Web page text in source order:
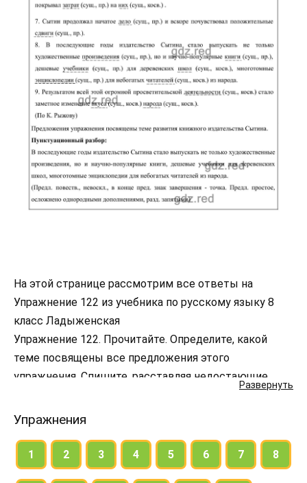
Развернуть
На этой странице рассмотрим все ответы на
Упражнение 122 из учебника по русскому языку 8
класс Ладыженская
Упражнение 122. Прочитайте. Определите, какой
теме посвящены все предложения этого
упражнения. Спишите, расставляя недостающие
знаки препинания. Найдите дополнения; укажите по
образцу, чем они выражены, являются прямыми или
Упражнения
1 2 3 4 5 6 7 8